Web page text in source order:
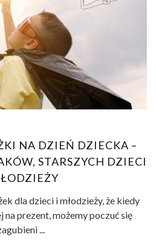
NA DZIEŃ DZIECKA –
STARSZYCH DZIECI
dla dzieci i młodzieży, że kiedy
prezent, możemy poczuć się
...